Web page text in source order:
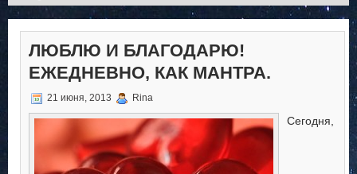
ЛЮБЛЮ И БЛАГОДАРЮ!
ЕЖЕДНЕВНО, КАК МАНТРА.
21 июня, 2013 Rina
Сегодня,